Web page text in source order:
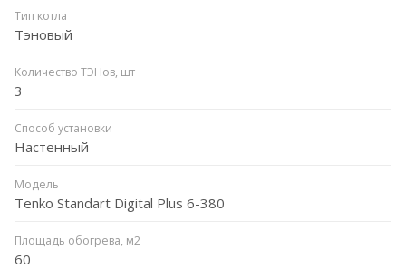
Тип котла
Тэновый
Количество ТЭНов, шт
3
Способ установки
Настенный
Модель
Tenko Standart Digital Plus 6-380
Площадь обогрева, м2
60